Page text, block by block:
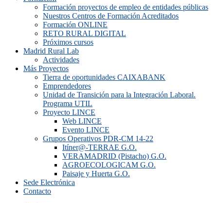
Formación proyectos de empleo de entidades públicas
Nuestros Centros de Formación Acreditados
Formación ONLINE
RETO RURAL DIGITAL
Próximos cursos
Madrid Rural Lab
Actividades
Más Proyectos
Tierra de oportunidades CAIXABANK
Emprendedores
Unidad de Transición para la Integración Laboral.
Programa UTIL
Proyecto LINCE
Web LINCE
Evento LINCE
Grupos Operativos PDR-CM 14-22
Itíner@-TERRAE G.O.
VERAMADRID (Pistacho) G.O.
AGROECOLOGICAM G.O.
Paisaje y Huerta G.O.
Sede Electrónica
Contacto